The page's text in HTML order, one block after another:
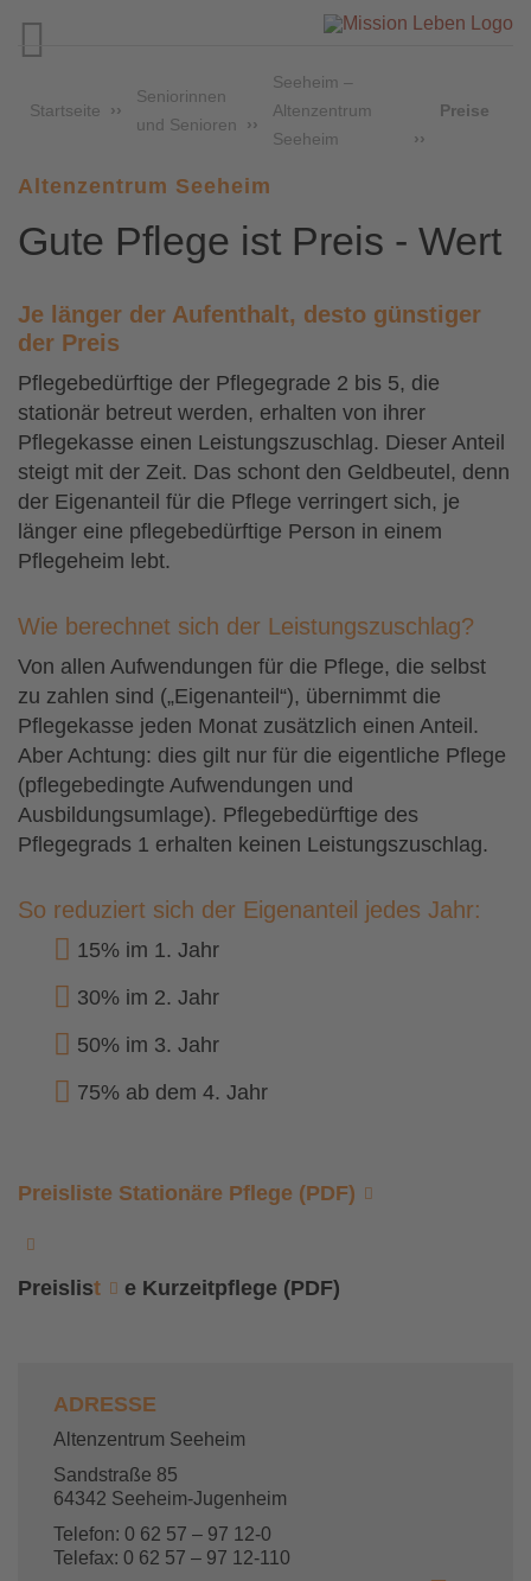

Startseite
Seniorinnen
und Senioren
Seeheim –
Altenzentrum
Seeheim
Preise
Altenzentrum Seeheim
Gute Pflege ist Preis - Wert
Je länger der Aufenthalt, desto günstiger
der Preis
Pflegebedürftige der Pflegegrade 2 bis 5, die
stationär betreut werden, erhalten von ihrer
Pflegekasse einen Leistungszuschlag. Dieser Anteil
steigt mit der Zeit. Das schont den Geldbeutel, denn
der Eigenanteil für die Pflege verringert sich, je
länger eine pflegebedürftige Person in einem
Pflegeheim lebt.
Wie berechnet sich der Leistungszuschlag?
Von allen Aufwendungen für die Pflege, die selbst
zu zahlen sind („Eigenanteil“), übernimmt die
Pflegekasse jeden Monat zusätzlich einen Anteil.
Aber Achtung: dies gilt nur für die eigentliche Pflege
(pflegebedingte Aufwendungen und
Ausbildungsumlage). Pflegebedürftige des
Pflegegrads 1 erhalten keinen Leistungszuschlag.
So reduziert sich der Eigenanteil jedes Jahr:
15% im 1. Jahr
30% im 2. Jahr
50% im 3. Jahr
75% ab dem 4. Jahr
Preisliste Stationäre Pflege (PDF)
Preislist e Kurzeitpflege (PDF)
ADRESSE
Altenzentrum Seeheim
Sandstraße 85
64342 Seeheim-Jugenheim
Telefon: 0 62 57 – 97 12-0
Telefax: 0 62 57 – 97 12-110